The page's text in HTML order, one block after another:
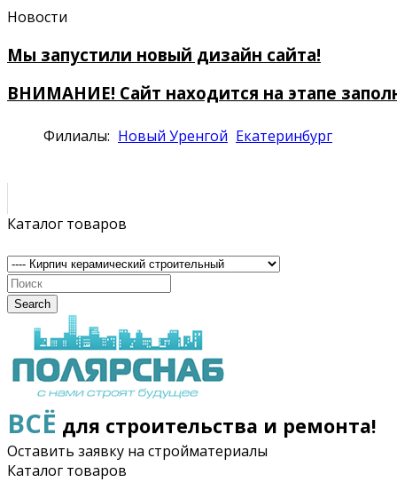
Новости
Мы запустили новый дизайн сайта!
ВНИМАНИЕ! Сайт находится на этапе
Филиалы: Новый Уренгой Екатеринбург
Каталог товаров
Search
ВСЁ для строительства и ремонта!
Оставить заявку на стройматериалы
Каталог товаров